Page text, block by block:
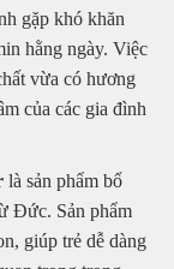
gặp khó khăn
hằng ngày. Việc
vừa có hương
của các gia đình
là sản phẩm bổ
Đức. Sản phẩm
giúp trẻ dễ dàng